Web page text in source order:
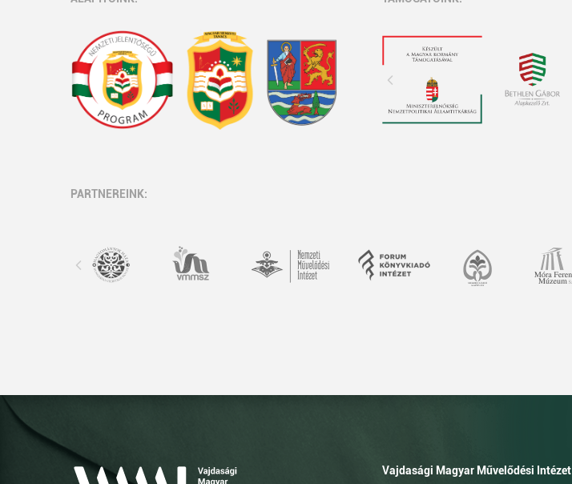
PARTNEREINK:
Vajdasági Magyar Művelődési Intézet